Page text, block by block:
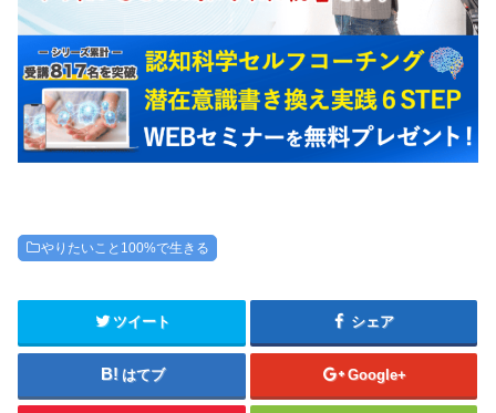
やりたいこと100%で生きる
ツイート シェア
はてブ Google+